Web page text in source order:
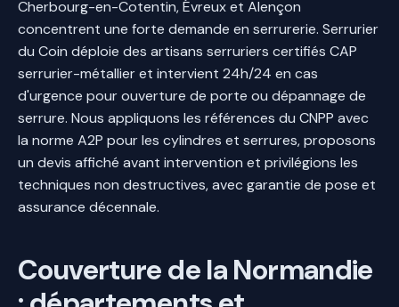
Cherbourg-en-Cotentin, Évreux et Alençon
concentrent une forte demande en serrurerie. Serrurier
du Coin déploie des artisans serruriers certifiés CAP
serrurier-métallier et intervient 24h/24 en cas
d'urgence pour ouverture de porte ou dépannage de
serrure. Nous appliquons les références du CNPP avec
la norme A2P pour les cylindres et serrures, proposons
un devis affiché avant intervention et privilégions les
techniques non destructives, avec garantie de pose et
assurance décennale.
Couverture de la Normandie